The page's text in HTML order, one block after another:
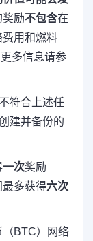
奖励不包含在
用和燃料
多信息请参
符合上述任
建并备份的
一次奖励
最多获得六次
（BTC）网络